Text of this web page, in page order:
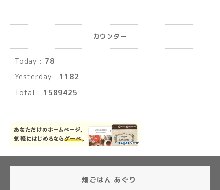
カウンター
Today : 78
Yesterday : 1182
Total : 1589425
畑ごはん あぐり